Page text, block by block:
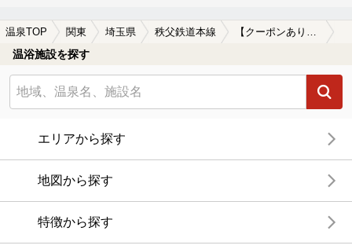
温泉TOP 関東 埼玉県 秩父鉄道本線
温浴施設を探す
エリアから探す
地図から探す
特徴から探す